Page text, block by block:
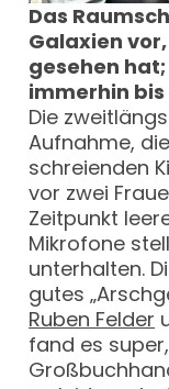
Das
Galaxien
gesehen hat;
immerhin
Die
Aufnahme,
schreienden
vor zwei
Zeitpunkt
Mikrofone
unterhalten.
gutes
Ruben Felder
fand es